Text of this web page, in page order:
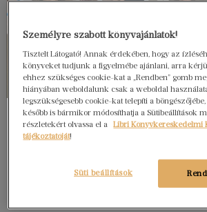
Személyre szabott könyvajánlatok!
Tisztelt Látogató! Annak érdekében, hogy az
könyveket tudjunk a figyelmébe ajánlani, arra
ehhez szükséges cookie-kat a „Rendben” gomb
hiányában weboldalunk csak a weboldal
legszükségesebb cookie-kat telepíti a
később is bármikor módosíthatja a Sütibeállítások
részletekért olvassa el a
Libri Könyvkereskedelmi
tájékoztatóját!
Süti beállítások